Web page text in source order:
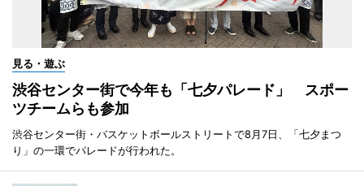
見る・遊ぶ
渋谷センター街で今年も「七夕パレード」 スポー
ツチームらも参加
渋谷センター街・バスケットボールストリートで8月7日、「七夕まつ
り」の一環でパレードが行われた。